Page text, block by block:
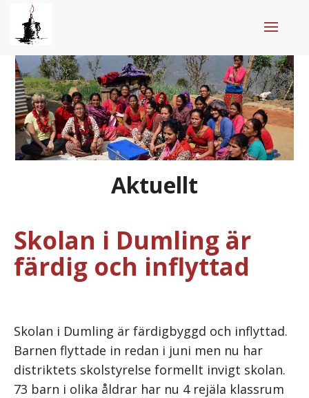
HOME
AKTUELLT
INSAMLING
VÅRA PROJEKT
STÖD TUKI NEPAL
OM TUKI NEPAL
KONTAKT
Aktuellt
Skolan i Dumling är
färdig och inflyttad
Skolan i Dumling är färdigbyggd och inflyttad.
Barnen flyttade in redan i juni men nu har
distriktets skolstyrelse formellt invigt skolan.
73 barn i olika åldrar har nu 4 rejäla klassrum